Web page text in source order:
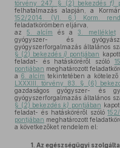
törvény 247. § (2) bekezdésf)
felhatalmazás alapján, a
152/2014. (VI. 6.) Korm.
feladatkörömben eljárva,
az5. alcím és a3. melléklet
gyógyszer- és
gyógyszerforgalmazás általános
§ (2) bekezdési) pontjában
feladat- és hatásköréről szóló
pontjában meghatározott
a 6. alcím tekintetében a kötelező
LXXXIII. törvény 83. § (6)
gazdaságos gyógyszer- és
gyógyszerforgalmazás általános
§ (2) bekezdésk) pontjában
feladat- és hatásköréről szóló
pontjában meghatározott
a következőket rendelem el:
1. Az egészségügyi